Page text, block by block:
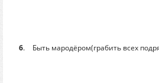
6. Быть мародёром(грабить всех